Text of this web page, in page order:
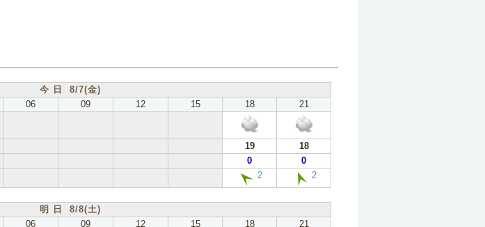
今 日 8/7(金)
06 09 12 15 18
21
19
18
0
0
2 2
明 日 8/8(土)
06 09 12 15 18
21